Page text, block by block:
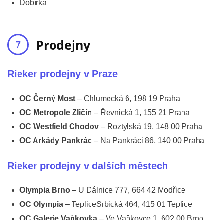
Dobírka
Prodejny
Rieker prodejny v Praze
OC Černý Most – Chlumecká 6, 198 19 Praha
OC Metropole Zličín – Řevnická 1, 155 21 Praha
OC Westfield Chodov – Roztylská 19, 148 00 Praha
OC Arkády Pankrác – Na Pankráci 86, 140 00 Praha
Rieker prodejny v dalších městech
Olympia Brno – U Dálnice 777, 664 42 Modřice
OC Olympia – TepliceSrbická 464, 415 01 Teplice